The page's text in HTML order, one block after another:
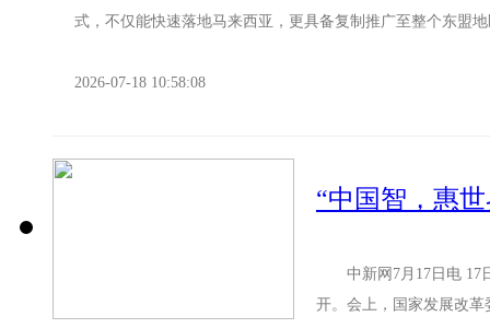
式，不仅能快速落地马来西亚，更具备复制推广至整个东盟
2026-07-18 10:58:08
中新网7月17日电 17日
开。会上，国家发展改革